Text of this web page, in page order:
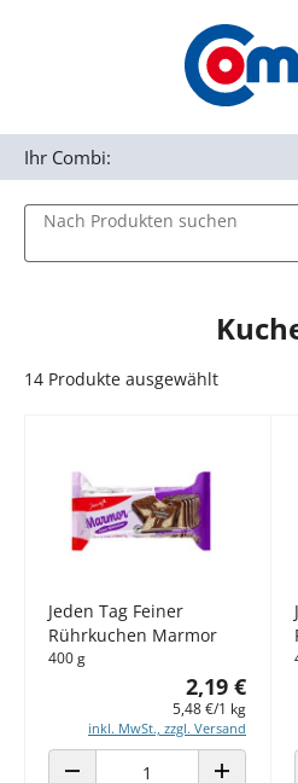
Zur Navigation springen
Nach Produkten suchen
Ihr Combi:
14 Produkte ausgewählt
Jeden Tag Feiner
Rührkuchen Marmor
400 g
2,19 €
5,48 €/1 kg
inkl. MwSt., zzgl. Versand